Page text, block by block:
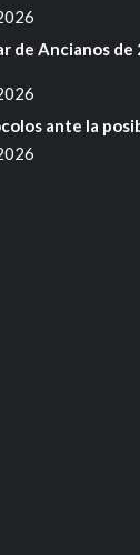
de Ancianos de
ante la